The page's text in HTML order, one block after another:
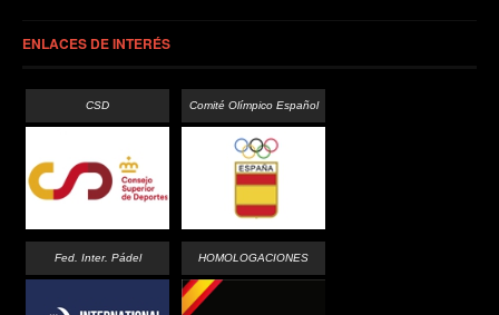
ENLACES DE INTERÉS
CSD Comité Olímpico Español
Fed. Inter. Pádel HOMOLOGACIONES